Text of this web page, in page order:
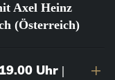
Axel Heinz
(Österreich)
Uhr |